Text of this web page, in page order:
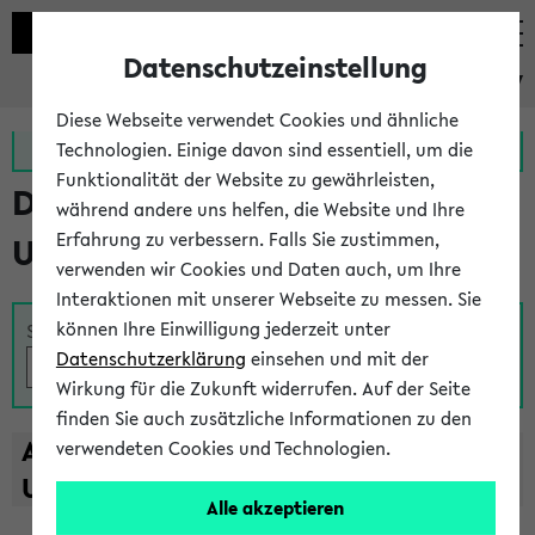
eKVV
Zur MeineUni App Zum MeineUni Portal
Das Lehrangebot der
Universität Bielefeld
Suche
A B C D E F G H I J K L M N O
U
V W X Y
Z
Datenschutzeinstellung
Diese Webseite verwendet Cookies und ähnliche
Technologien. Einige davon sind essentiell, um die
Funktionalität der Website zu gewährleisten,
während andere uns helfen, die Website und Ihre
Erfahrung zu verbessern. Falls Sie zustimmen,
verwenden wir Cookies und Daten auch, um Ihre
Interaktionen mit unserer Webseite zu messen. Sie
können Ihre Einwilligung jederzeit unter
Datenschutzerklärung einsehen und mit der
Wirkung für die Zukunft widerrufen. Auf der Seite
finden Sie auch zusätzliche Informationen zu den
verwendeten Cookies und Technologien.
Alle akzeptieren